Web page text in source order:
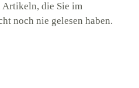
Artikeln, die Sie im
noch nie gelesen haben.